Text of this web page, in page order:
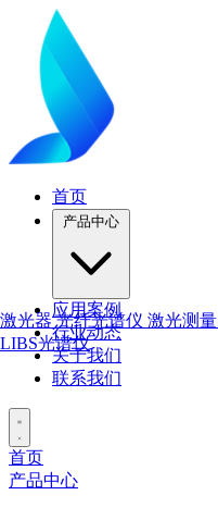
首页
产品中心
激光器光纤光谱仪 激光测量
LIBS光谱仪
应用案例
行业动态
关于我们
联系我们
首页
产品中心